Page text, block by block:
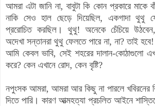
আমরা এটা জানি না, বাবুটা কি কোন প্রকারে মাকে
নাকি সেও হাল ছেড়ে দিয়েছিল, একগাদা থুথু
প্ররোচিত করছিল। থুথু! অনেকে চেঁচিয়ে
অদেখা সন্তানরা থুথু ফেলতে পারে না, না? তাই হবে!
আমি কেবল ভাবি, সেই শহরের দালান-কোঠাগুলো
করে? কেন এখানে রোদ, কেন বৃষ্টি?
নপুংসক আমরা, আমরা আর কিছু না পারলে খবিরনের
দিতে পারি। কারণ আত্মহত্যা প্রচলিত আইনে